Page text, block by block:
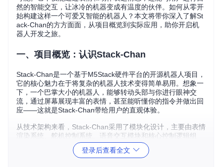
然的智能交互，让冰冷的机器变成有温度的伙伴。如何从零开
始构建这样一个可爱又智能的机器人？本文将带你深入了解St
ack-Chan的方方面面，从项目概览到实际应用，助你开启机
器人开发之旅。
一、项目概览：认识Stack-Chan
Stack-Chan是一个基于M5Stack硬件平台的开源机器人项目，
它的核心魅力在于将复杂的机器人技术变得简单易用。想象一
下，一个巴掌大小的机器人，能够转动头部与你进行眼神交
流，通过屏幕展现丰富的表情，甚至能听懂你的指令并做出回
应——这就是Stack-Chan带给用户的直观体验。
从技术架构来看，Stack-Chan采用了模块化设计，主要由表情
渲染系统、舵机控制系统、语音交互模块和核心控制逻辑组
成。这种设计不仅便于理解，也为后续的个性化定制提供了便
利。无论是硬件组装还是软件编程，Stack-Chan都力求让初学
登录后查看全文